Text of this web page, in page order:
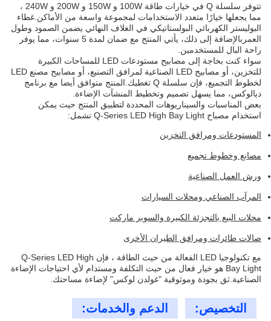
تتوفر سلسلة Q في خيارات طاقة 100W و 150W و 200W و 240W ،
مما يجعلها خيارًا متعدد الاستخدامات لمجموعة واسعة من الأماكن.غطاء
البوليستر الكهربائي البولستاتيكي في الغلاف النهائي يضمن الصمود وطول
العمربالإضافة إلى ذلك، يأتي المنتج مع ضمان لمدة 5 سنوات، مما يوفر
راحة البال للمستخدمين.
سواء كنت بحاجة إلى مصابيح مستودعات LED للمساحات الكبيرة
للتخزين، أو مصابيح LED الصناعية لمرافق التصنيع، أو مصابيح مصنع LED
لخطوط التجميع، فإن سلسلة Q تغطيك.المنتج متوافق أيضا مع برنامج
ديالوكس، مما يسهل تصميم وتخطيط المنشآت الإضاءة.
بعض المناسبات والسيناريوهات المحددة لتطبيق المنتج حيث يمكن
استخدام مصباح Q-Series LED High Bay Light تشمل:
المستودعات ومرافق التخزين
مصانع وخطوط تجميع
ورش العمل الصناعية
المرآب الصناعي ومحلات السيارات
محلات البيع بالتجزئة الكبيرة والسوبر ماركت
صالات طائرات ومرافق الطيران الأخرى
مع تكنولوجيا LED الفعالة من حيث الطاقة ، فإن Q-Series LED High
Bay Light هو خيار فعال من حيث التكلفة ومستدام لأي احتياجات الإضاءة
الصناعية.ثق بجودة وموثوقية "غولدن لوكس" لإضاءة مساحتك.
التخصيص: الدعم والخدمات: